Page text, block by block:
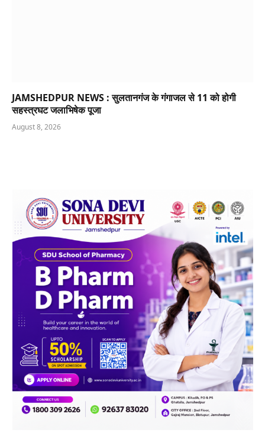
JAMSHEDPUR NEWS : सुलतानगंज के गंगाजल से 11 को होगी
सहस्त्रघट जलाभिषेक पूजा
August 8, 2026